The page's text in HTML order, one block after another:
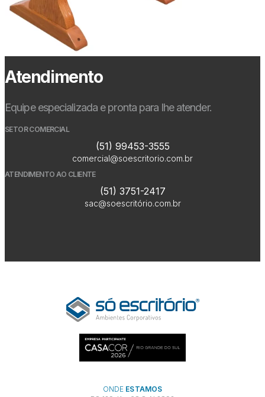
Atendimento
Equipe especializada e pronta para lhe atender.
SETOR COMERCIAL
(51) 99453-3555
comercial@soescritorio.com.br
ATENDIMENTO AO CLIENTE
(51) 3751-2417
sac@soescritório.com.br
ONDE ESTAMOS